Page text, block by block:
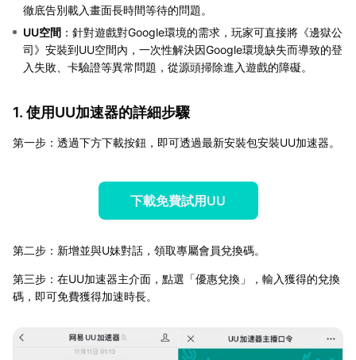
徹底告別載入畫面長時間等待的問題。
UU空間 ：針對遊戲對Google環境的需求，玩家可直接將《邊獄公
司》安裝到UU空間內，一次性解決因Google環境缺失而導致的登
入失敗、卡驗證等異常問題，從源頭掃除進入遊戲的障礙。
1. 使用UU加速器的詳細步驟
第一步：透過下方下載按鈕，即可透過最新安裝包安裝UU加速器。
下載免費試用UU
第二步：新增並與U妹對話，領取專屬會員兌換碼。
第三步：在UU加速器主介面，點選「優惠兌換」，輸入獲得的兌換
碼，即可免費獲得加速時長。